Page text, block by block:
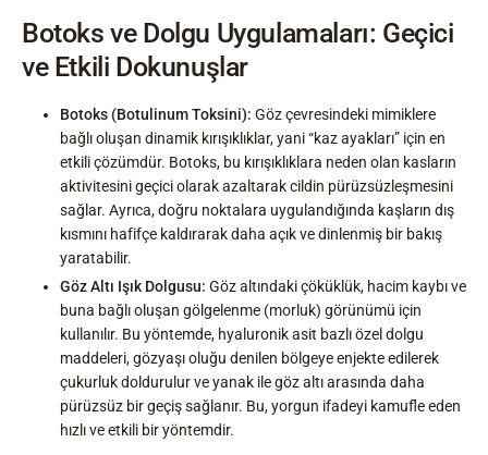
Botoks ve Dolgu Uygulamaları: Geçici
ve Etkili Dokunuşlar
Botoks (Botulinum Toksini): Göz çevresindeki mimiklere
bağlı oluşan dinamik kırışıklıklar, yani “kaz ayakları” için en
etkili çözümdür. Botoks, bu kırışıklıklara neden olan kasların
aktivitesini geçici olarak azaltarak cildin pürüzsüzleşmesini
sağlar. Ayrıca, doğru noktalara uygulandığında kaşların dış
kısmını hafifçe kaldırarak daha açık ve dinlenmiş bir bakış
yaratabilir.
Göz Altı Işık Dolgusu: Göz altındaki çöküklük, hacim kaybı ve
buna bağlı oluşan gölgelenme (morluk) görünümü için
kullanılır. Bu yöntemde, hyaluronik asit bazlı özel dolgu
maddeleri, gözyaşı oluğu denilen bölgeye enjekte edilerek
çukurluk doldurulur ve yanak ile göz altı arasında daha
pürüzsüz bir geçiş sağlanır. Bu, yorgun ifadeyi kamufle eden
hızlı ve etkili bir yöntemdir.